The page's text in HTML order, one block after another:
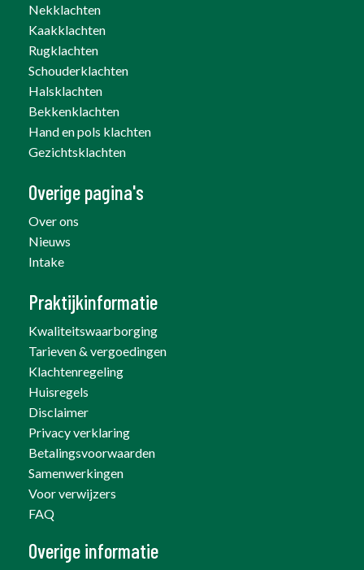
Nekklachten
Kaakklachten
Rugklachten
Schouderklachten
Halsklachten
Bekkenklachten
Hand en pols klachten
Gezichtsklachten
Overige pagina's
Over ons
Nieuws
Intake
Praktijkinformatie
Kwaliteitswaarborging
Tarieven & vergoedingen
Klachtenregeling
Huisregels
Disclaimer
Privacy verklaring
Betalingsvoorwaarden
Samenwerkingen
Voor verwijzers
FAQ
Overige informatie